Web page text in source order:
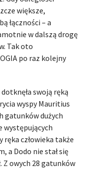
większe,
łączności – a
w dalszą drogę
Tak oto
po raz kolejny
swoją ręką
wyspy Mauritius
gatunków dużych
występujących
człowieka także
a Dodo nie stał się
Z owych 28 gatunków